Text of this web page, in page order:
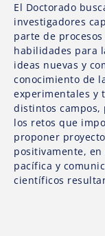
El Doctorado
investigadores
parte de
habilidades para
ideas nuevas y
conocimiento de
experimentales y
distintos
los retos que
proponer
positivamente,
pacífica y
científicos